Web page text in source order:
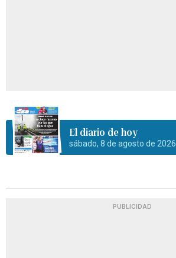
El diario de hoy
sábado, 8 de agosto de 2026
PUBLICIDAD